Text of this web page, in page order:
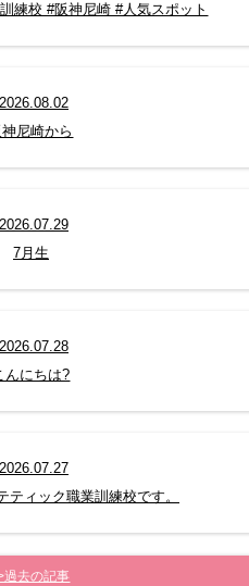
練校 #阪神尼崎 #人気スポット
2026.08.02
神尼崎から
2026.07.29
7月生
2026.07.28
んにちは?
2026.07.27
ティック職業訓練校です。
過去の記事